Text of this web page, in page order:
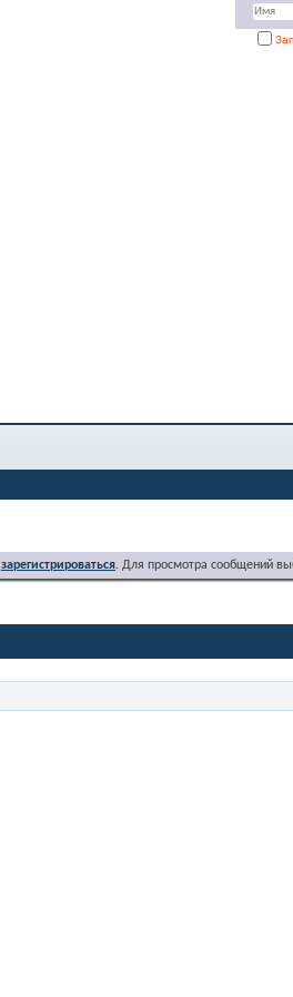
зарегистрироваться. Для просмотра сообщений